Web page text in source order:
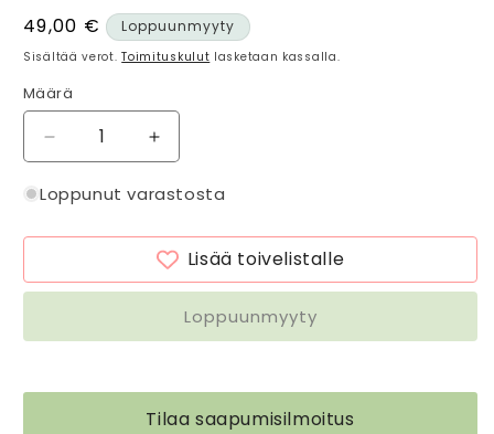
Normaalihinta
49,00 € Loppuunmyyty
Sisältää verot.Toimituskulut lasketaan kassalla.
Määrä
Määrä
Vähennä
tuotteen
Puutarhaesiliina
Rose
mokka
Lisää
tuotteen
Puutarhaesiliina
Rose
pinkki
mokka
määrää
Loppunut varastosta
Lisää toivelistalle
Loppuunmyyty
Tilaa saapumisilmoitus